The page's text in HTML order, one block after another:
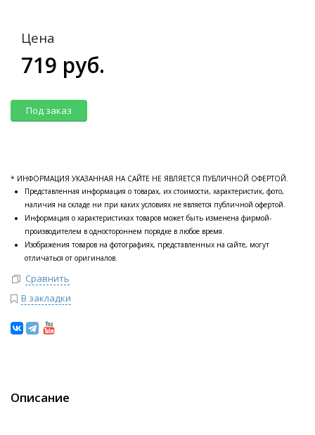
Цена
719 руб.
Под заказ
* ИНФОРМАЦИЯ УКАЗАННАЯ НА САЙТЕ НЕ ЯВЛЯЕТСЯ ПУБЛИЧНОЙ ОФЕРТОЙ.
Представленная информация о товарах, их стоимости, характеристик, фото,
наличия на складе ни при каких условиях не является публичной офертой.
Информация о характеристиках товаров может быть изменена фирмой-
производителем в одностороннем порядке в любое время.
Изображения товаров на фотографиях, представленных на сайте, могут
отличаться от оригиналов.
Сравнить
В закладки
Описание